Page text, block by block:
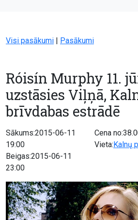
Visi pasākumi | Pasākumi
Róisín Murphy 11.
uzstāsies Viļņā,
brīvdabas estrādē
Sākums:2015-06-11
19:00
Beigas:2015-06-11
23:00
Cena
Vieta:Kalnų